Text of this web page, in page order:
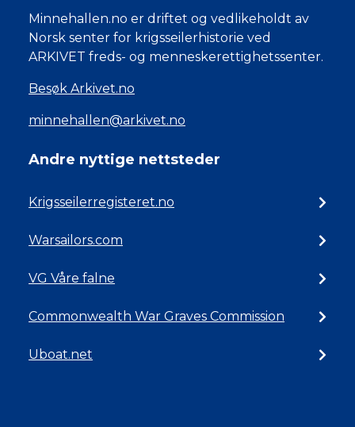
Minnehallen.no er driftet og vedlikeholdt av
Norsk senter for krigsseilerhistorie ved
ARKIVET freds- og menneskerettighetssenter.
Besøk Arkivet.no
minnehallen@arkivet.no
Andre nyttige nettsteder
Krigsseilerregisteret.no
Warsailors.com
VG Våre falne
Commonwealth War Graves Commission
Uboat.net